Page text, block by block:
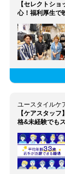
【セレクトシ
心！福利厚生で
ユースタイルケ
【ケアスタッ
格&未経験でも